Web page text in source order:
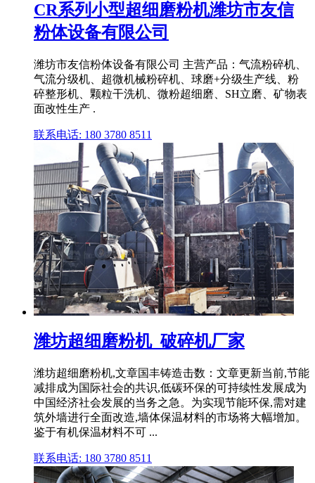
CR系列小型超细磨粉机潍坊市友信
粉体设备有限公司
潍坊市友信粉体设备有限公司 主营产品：气流粉碎机、
气流分级机、超微机械粉碎机、球磨+分级生产线、粉
碎整形机、颗粒干洗机、微粉超细磨、SH立磨、矿物表
面改性生产 .
联系电话: 180 3780 8511
潍坊超细磨粉机_破碎机厂家
潍坊超细磨粉机,文章国丰铸造击数：文章更新当前,节能
减排成为国际社会的共识,低碳环保的可持续性发展成为
中国经济社会发展的当务之急。为实现节能环保,需对建
筑外墙进行全面改造,墙体保温材料的市场将大幅增加。
鉴于有机保温材料不可 ...
联系电话: 180 3780 8511